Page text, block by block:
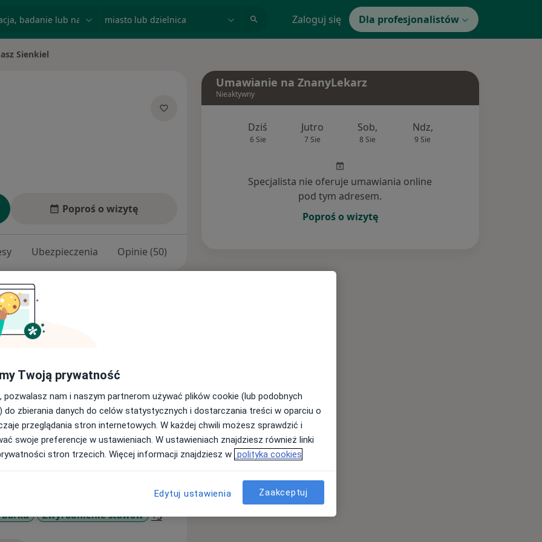
Zaloguj się Dla profesjonalistów
Sienkiel
Poproś o wizytę
Ubezpieczenia Opinie (50)
Wydziału Lekarskiego w Zabrzu.
i Rehabilitacji CMUJ w
i rozmowe z pacjentem, które
poszerza swoją wiedzę
w kraju i za granicą.
(stawu barkowego,
(skolioza, bóle kręgosłupa,
dysplazji stawów
(paluchy koślawe, paluchy
stawów, uwalnianie nerwów
barku Zwyrodnienie stawów +3a11y_sr_more_diseases
Umawianie na ZnanyLekarz
Nieaktywny
Dziś
6 Sie
Jutro
7 Sie
Sob,
8 Sie
Ndz,
9 Sie
Specjalista nie oferuje umawiania online
pod tym adresem.
Poproś o wizytę
Twoją prywatność
pozwalasz nam i naszym partnerom używać plików cookie (lub podobnych
do zbierania danych do celów statystycznych i dostarczania treści w oparciu o
przeglądania stron internetowych. W każdej chwili możesz sprawdzić i
swoje preferencje w ustawieniach. W ustawieniach znajdziesz również linki
stron trzecich. Więcej informacji znajdziesz w polityka cookies
Edytuj ustawienia Zaakceptuj